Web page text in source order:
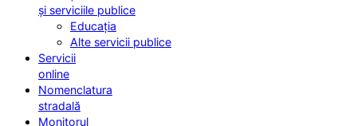
și serviciile publice
Educația
Alte servicii publice
Servicii
online
Nomenclatura
stradală
Monitorul